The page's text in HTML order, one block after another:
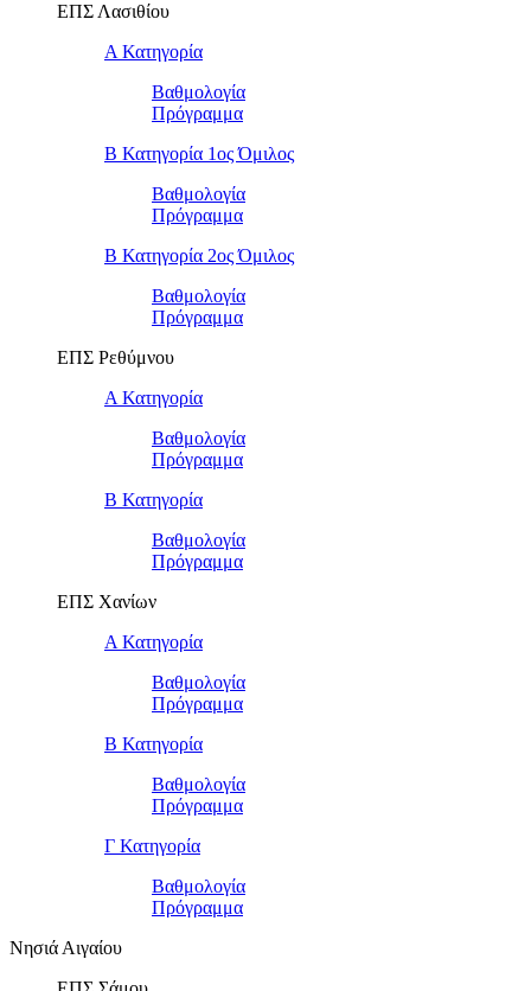
ΕΠΣ Λασιθίου
Α Κατηγορία
Βαθμολογία
Πρόγραμμα
Β Κατηγορία 1ος Όμιλος
Βαθμολογία
Πρόγραμμα
Β Κατηγορία 2ος Όμιλος
Βαθμολογία
Πρόγραμμα
ΕΠΣ Ρεθύμνου
Α Κατηγορία
Βαθμολογία
Πρόγραμμα
Β Κατηγορία
Βαθμολογία
Πρόγραμμα
ΕΠΣ Χανίων
Α Κατηγορία
Βαθμολογία
Πρόγραμμα
Β Κατηγορία
Βαθμολογία
Πρόγραμμα
Γ Κατηγορία
Βαθμολογία
Πρόγραμμα
Νησιά Αιγαίου